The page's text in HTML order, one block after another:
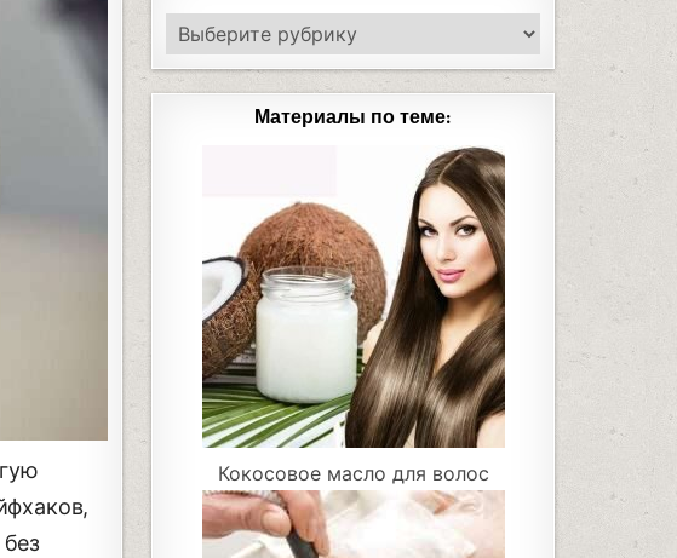
Материалы по теме:
Кокосовое масло для волос